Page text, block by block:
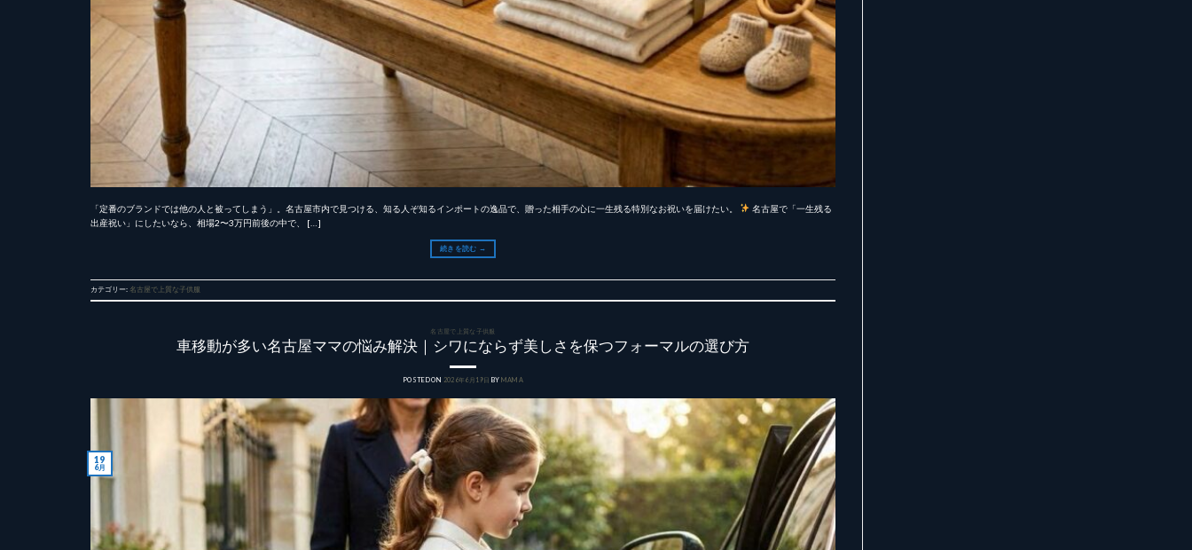
「定番のブランドでは他の人と被ってしまう」。名古屋市内で見つける、知る人ぞ知るインポートの逸品で、贈った相手の心に一生残る特別なお祝いを届けたい。
名古屋で「一生残る
出産祝い」にしたいなら、相場2〜3万円前後の中で、 […]
続きを読む →
カテゴリー: 名古屋で上質な子供服
名古屋で上質な子供服
車移動が多い名古屋ママの悩み解決｜シワにならず美しさを保つフォーマルの選び方
POSTED ON 2026年6月19日 BY MAMA
19
6月